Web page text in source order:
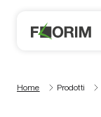
Home Prodotti